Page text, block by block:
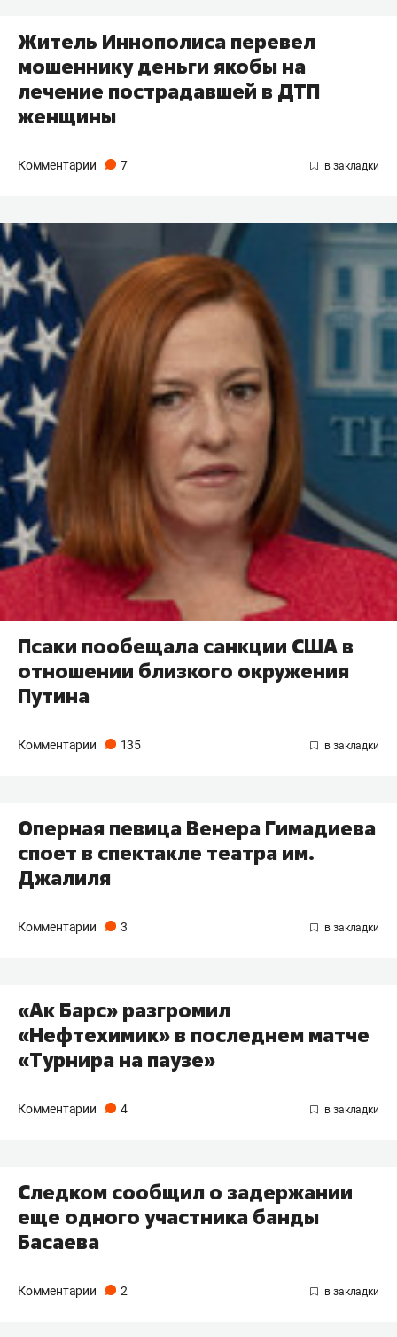
Житель Иннополиса перевел
мошеннику деньги якобы на
лечение пострадавшей в ДТП
женщины
Комментарии 7
Псаки пообещала санкции США в
отношении близкого окружения
Путина
Комментарии 135
Оперная певица ​Венера Гимадиева
споет в спектакле театра им.
Джалиля
Комментарии 3
«Ак Барс» разгромил
«Нефтехимик» в последнем матче
«Турнира на паузе»
Комментарии 4
Следком сообщил о задержании
еще одного участника банды
Басаева
Комментарии 2